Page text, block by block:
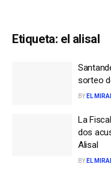
Etiqueta: el alisal
sorteo
BY EL
La
dos
Alisal
BY EL